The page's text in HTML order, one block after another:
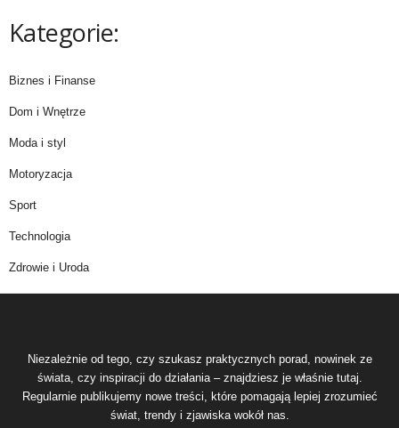
Kategorie:
Biznes i Finanse
Dom i Wnętrze
Moda i styl
Motoryzacja
Sport
Technologia
Zdrowie i Uroda
Niezależnie od tego, czy szukasz praktycznych porad, nowinek ze
świata, czy inspiracji do działania – znajdziesz je właśnie tutaj.
Regularnie publikujemy nowe treści, które pomagają lepiej zrozumieć
świat, trendy i zjawiska wokół nas.